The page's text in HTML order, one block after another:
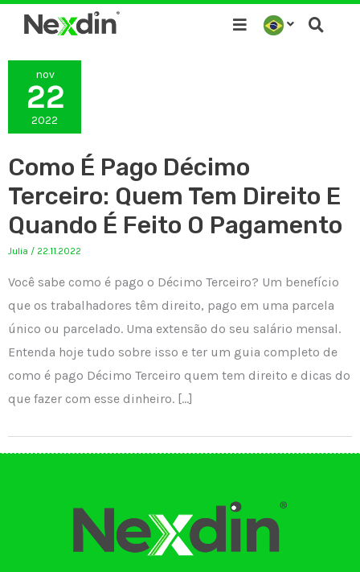
para
conteúdo
nov
22
2022
Como É Pago Décimo
Terceiro: Quem Tem Direito E
Quando É Feito O Pagamento
Julia / 22.11.2022
Você sabe como é pago o Décimo Terceiro? Um benefício
que os trabalhadores têm direito, pago em uma parcela
único ou parcelado. Uma extensão do seu salário mensal.
Entenda hoje tudo sobre isso e ter um guia completo de
como é pago Décimo Terceiro quem tem direito e dicas do
que fazer com esse dinheiro. […]